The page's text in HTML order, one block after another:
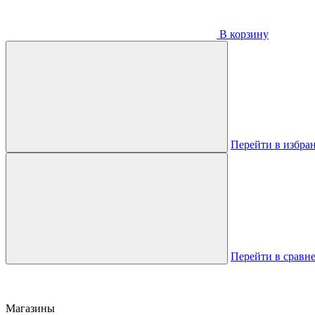
В корзину
Перейти в
Перейти в
Магазины